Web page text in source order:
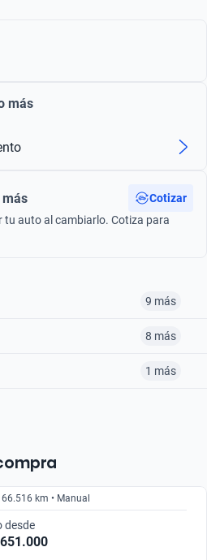
más
más
Cotizar
tu auto al cambiarlo. Cotiza para
9 más
8 más
1 más
km • Manual
desde